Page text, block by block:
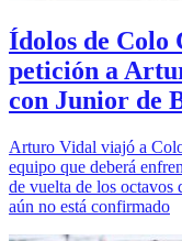
Ídolos de Colo
petición a
con Junior de
Arturo Vidal viajó a
equipo que deberá
de vuelta de los octavos
aún no está confirmado